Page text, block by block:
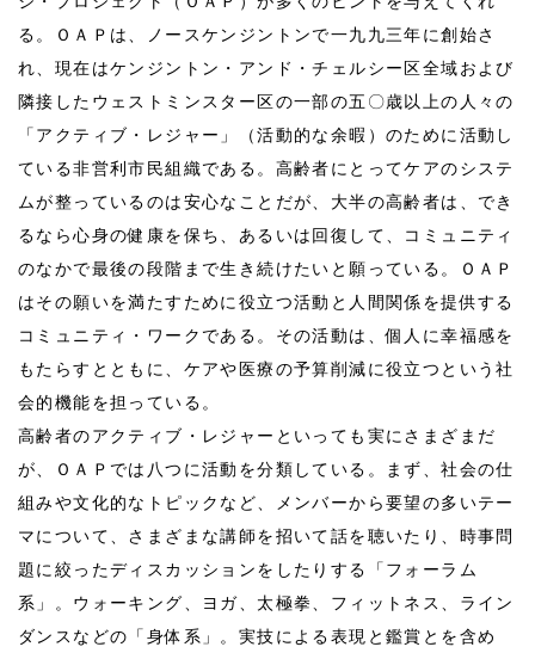
る。ＯＡＰは、ノースケンジントンで一九九三年に創始さ
れ、現在はケンジントン・アンド・チェルシー区全域および
隣接したウェストミンスター区の一部の五〇歳以上の人々の
「アクティブ・レジャー」（活動的な余暇）のために活動し
ている非営利市民組織である。高齢者にとってケアのシステ
ムが整っているのは安心なことだが、大半の高齢者は、でき
るなら心身の健康を保ち、あるいは回復して、コミュニティ
のなかで最後の段階まで生き続けたいと願っている。ＯＡＰ
はその願いを満たすために役立つ活動と人間関係を提供する
コミュニティ・ワークである。その活動は、個人に幸福感を
もたらすとともに、ケアや医療の予算削減に役立つという社
会的機能を担っている。
高齢者のアクティブ・レジャーといっても実にさまざまだ
が、ＯＡＰでは八つに活動を分類している。まず、社会の仕
組みや文化的なトピックなど、メンバーから要望の多いテー
マについて、さまざまな講師を招いて話を聴いたり、時事問
題に絞ったディスカッションをしたりする「フォーラム
系」。ウォーキング、ヨガ、太極拳、フィットネス、ライン
ダンスなどの「身体系」。実技による表現と鑑賞とを含め